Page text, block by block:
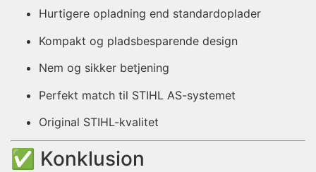
Hurtigere opladning end standardoplader
Kompakt og pladsbesparende design
Nem og sikker betjening
Perfekt match til STIHL AS-systemet
Original STIHL-kvalitet
✅ Konklusion